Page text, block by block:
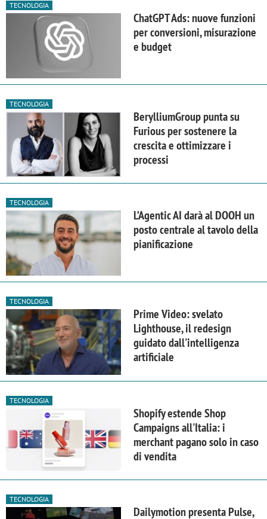
TECNOLOGIA
ChatGPT Ads: nuove funzioni
per conversioni, misurazione
e budget
TECNOLOGIA
BerylliumGroup punta su
Furious per sostenere la
crescita e ottimizzare i
processi
TECNOLOGIA
L’Agentic AI darà al DOOH un
posto centrale al tavolo della
pianificazione
TECNOLOGIA
Prime Video: svelato
Lighthouse, il redesign
guidato dall'intelligenza
artificiale
TECNOLOGIA
Shopify estende Shop
Campaigns all'Italia: i
merchant pagano solo in caso
di vendita
TECNOLOGIA
Dailymotion presenta Pulse,